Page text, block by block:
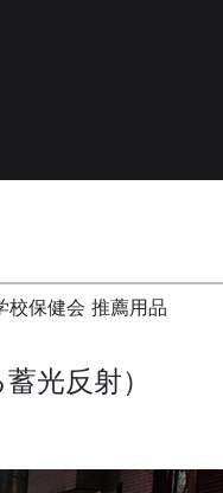
保健会 推薦用品
光反射）